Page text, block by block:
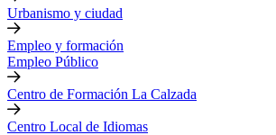
Urbanismo y ciudad
Empleo y formación
Empleo Público
Centro de Formación La Calzada
Centro Local de Idiomas